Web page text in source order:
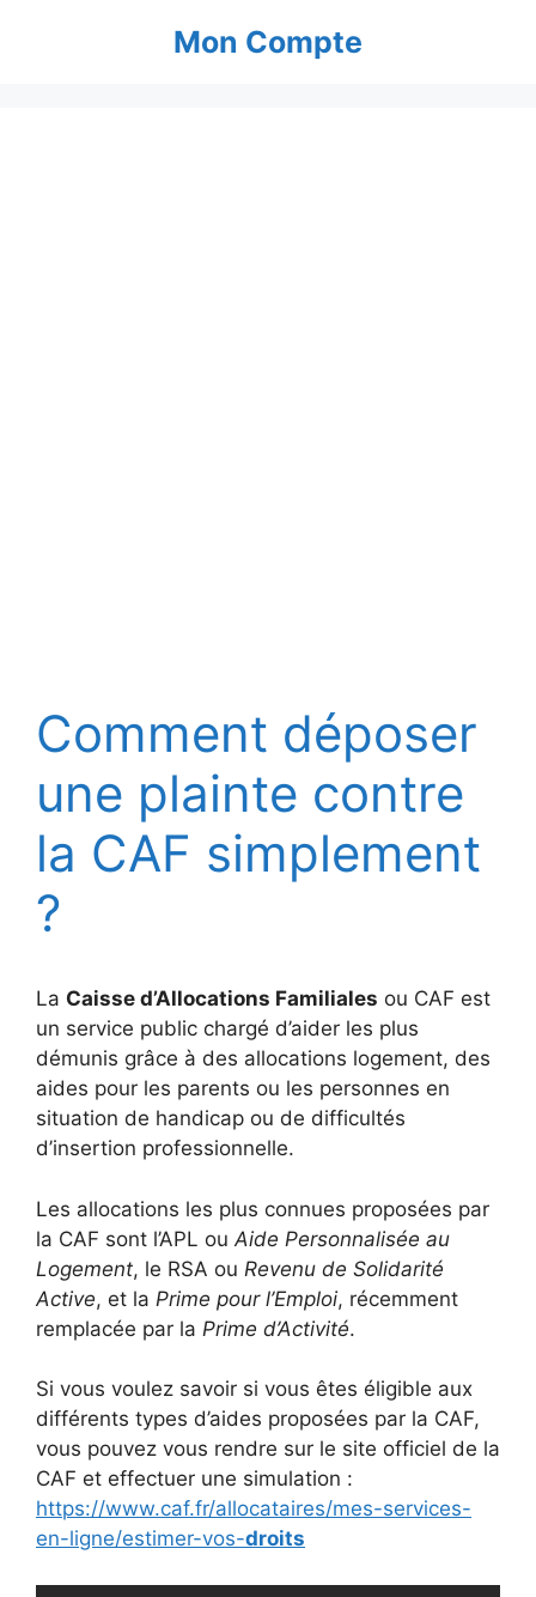
Mon Compte
Comment déposer
une plainte contre
la CAF simplement
?
La Caisse d’Allocations Familiales ou CAF est
un service public chargé d’aider les plus
démunis grâce à des allocations logement, des
aides pour les parents ou les personnes en
situation de handicap ou de difficultés
d’insertion professionnelle.
Les allocations les plus connues proposées par
la CAF sont l’APL ou Aide Personnalisée au
Logement, le RSA ou Revenu de Solidarité
Active, et la Prime pour l’Emploi, récemment
remplacée par la Prime d’Activité.
Si vous voulez savoir si vous êtes éligible aux
différents types d’aides proposées par la CAF,
vous pouvez vous rendre sur le site officiel de la
CAF et effectuer une simulation :
https://www.caf.fr/allocataires/mes-services-
en-ligne/estimer-vos-droits